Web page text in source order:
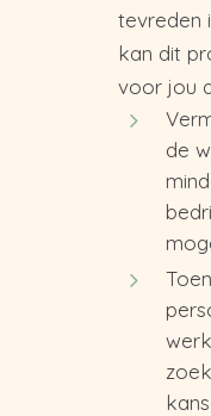
tevreden
kan dit
voor jou
de